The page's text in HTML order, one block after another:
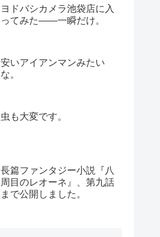
ヨドバシカメラ池袋店に入
ってみた――一瞬だけ。
安いアイアンマンみたい
な。
虫も大変です。
長篇ファンタジー小説『八
周目のレオーネ』、第九話
まで公開しました。